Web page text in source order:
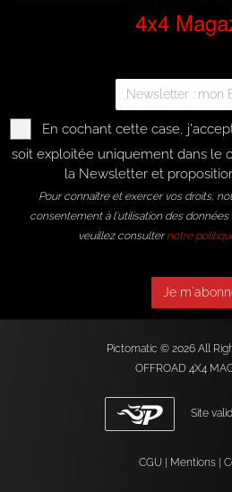
4x4
En cochant cette case,
soit exploitée uniquement dans le
la Newsletter et
Pour connaître et exercer vos droits,
consentement à l'utilisation des
veuillez consulternotre
Je
Pictomatic © 2026 All
OFFROAD 4X4
Site
CGU | Mentions |